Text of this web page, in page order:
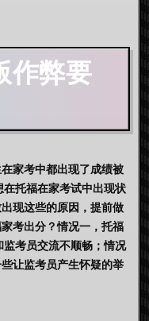
作弊要
家考中都出现了成绩被
托福在家考试中出现状
现这些的原因，提前做
考出分？情况一，托福
考员交流不顺畅；情况
让监考员产生怀疑的举